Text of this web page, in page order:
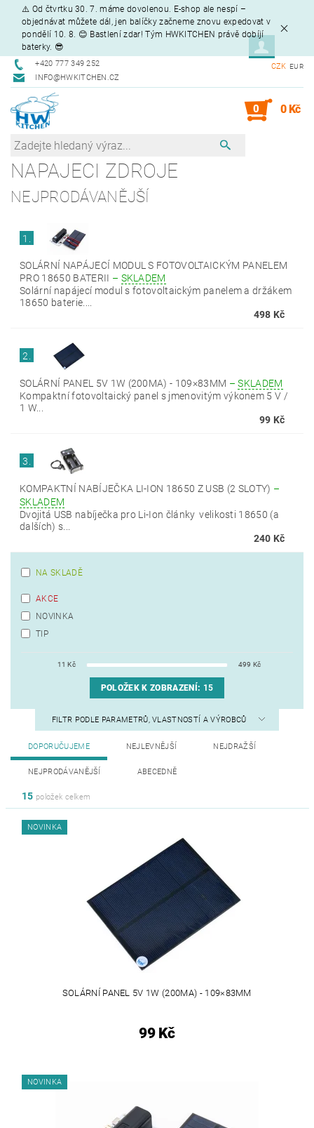
⚠️ Od čtvrtku 30. 7. máme dovolenou. E-shop ale nespí –
objednávat můžete dál, jen balíčky začneme znovu expedovat v
pondělí 10. 8. 😊 Bastlení zdar! Tým HWKITCHEN právě dobíjí
baterky. 😎
+420 777 349 252
INFO@HWKITCHEN.CZ
CZK EUR
0 0 Kč
NAPAJECI ZDROJE
NEJPRODÁVANĚJŠÍ
1.
SOLÁRNÍ NAPÁJECÍ MODUL S FOTOVOLTAICKÝM PANELEM
PRO 18650 BATERII – SKLADEM
Solární napájecí modul s fotovoltaickým panelem a držákem
18650 baterie....
498 Kč
2.
SOLÁRNÍ PANEL 5V 1W (200MA) - 109×83MM –SKLADEM
Kompaktní fotovoltaický panel s jmenovitým výkonem 5 V /
1 W...
99 Kč
3.
KOMPAKTNÍ NABÍJEČKA LI-ION 18650 Z USB (2 SLOTY) –
SKLADEM
Dvojitá USB nabíječka pro Li‑Ion články velikosti 18650 (a
dalších) s...
240 Kč
NA SKLADĚ
AKCE
NOVINKA
TIP
11 Kč 499 Kč
POLOŽEK K ZOBRAZENÍ: 15
FILTR PODLE PARAMETRŮ, VLASTNOSTÍ A VÝROBCŮ
DOPORUČUJEME NEJLEVNĚJŠÍ NEJDRAŽŠÍ
NEJPRODÁVANĚJŠÍ ABECEDNĚ
15 položek celkem
NOVINKA
SOLÁRNÍ PANEL 5V 1W (200MA) - 109×83MM
99 Kč
NOVINKA